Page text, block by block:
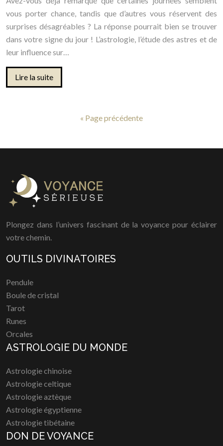
vous porter chance, tandis que d’autres vous réservent des
surprises désagréables ? La réponse pourrait bien se trouver
dans votre signe du jour ! L’astrologie, l’étude des astres et de
leur influence sur…
Lire la suite
« Page précédente
Plongez dans l’univers fascinant de la voyance pour éclairer
votre chemin.
OUTILS DIVINATOIRES
Pendule
Boule de cristal
Tarot
Runes
Orcales
ASTROLOGIE DU MONDE
Astrologie chinoise
Astrologie celtique
Astrologie aztèque
Astrologie égyptienne
Astrologie tibétaine
DON DE VOYANCE